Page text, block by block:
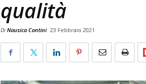
qualità
Di Nausica Contini 23 Febbraio 2021